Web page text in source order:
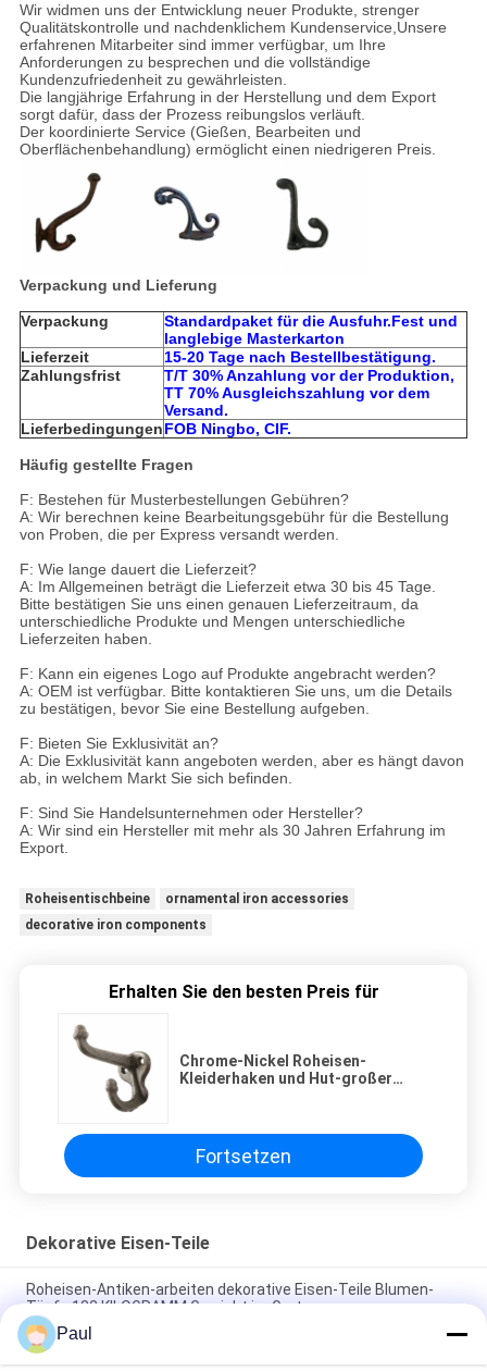
Wir widmen uns der Entwicklung neuer Produkte, strenger
Qualitätskontrolle und nachdenklichem Kundenservice,Unsere
erfahrenen Mitarbeiter sind immer verfügbar, um Ihre
Anforderungen zu besprechen und die vollständige
Kundenzufriedenheit zu gewährleisten.
Die langjährige Erfahrung in der Herstellung und dem Export
sorgt dafür, dass der Prozess reibungslos verläuft.
Der koordinierte Service (Gießen, Bearbeiten und
Oberflächenbehandlung) ermöglicht einen niedrigeren Preis.
Verpackung und Lieferung
Verpackung
Standardpaket für die Ausfuhr.Fest und
langlebige Masterkarton
Lieferzeit
15-20 Tage nach Bestellbestätigung.
Zahlungsfrist
T/T 30% Anzahlung vor der Produktion,
TT 70% Ausgleichszahlung vor dem
Versand.
LieferbedingungenFOB Ningbo, CIF.
Häufig gestellte Fragen
F: Bestehen für Musterbestellungen Gebühren?
A: Wir berechnen keine Bearbeitungsgebühr für die Bestellung
von Proben, die per Express versandt werden.
F: Wie lange dauert die Lieferzeit?
A: Im Allgemeinen beträgt die Lieferzeit etwa 30 bis 45 Tage.
Bitte bestätigen Sie uns einen genauen Lieferzeitraum, da
unterschiedliche Produkte und Mengen unterschiedliche
Lieferzeiten haben.
F: Kann ein eigenes Logo auf Produkte angebracht werden?
A: OEM ist verfügbar. Bitte kontaktieren Sie uns, um die Details
zu bestätigen, bevor Sie eine Bestellung aufgeben.
F: Bieten Sie Exklusivität an?
A: Die Exklusivität kann angeboten werden, aber es hängt davon
ab, in welchem Markt Sie sich befinden.
F: Sind Sie Handelsunternehmen oder Hersteller?
A: Wir sind ein Hersteller mit mehr als 30 Jahren Erfahrung im
Export.
Roheisentischbeine
ornamental iron accessories
decorative iron components
Erhalten Sie den besten Preis für
Chrome-Nickel Roheisen-
Kleiderhaken und Hut-großer
Fortsetzen
Dekorative Eisen-Teile
Roheisen-Antiken-arbeiten dekorative Eisen-Teile Blumen-
Töpfe 182 KILOGRAMM Gewicht im Garten
Geschmiedete dekorative Eisen-Teil-Schmiedeeisen-Balkon-
Paul